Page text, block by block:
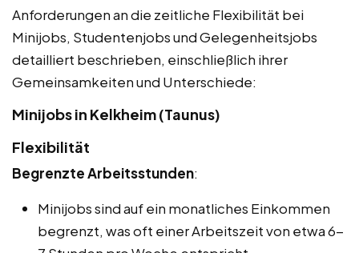
Anforderungen an die zeitliche Flexibilität bei
Minijobs, Studentenjobs und Gelegenheitsjobs
detailliert beschrieben, einschließlich ihrer
Gemeinsamkeiten und Unterschiede:
Minijobs in Kelkheim (Taunus)
Flexibilität
Begrenzte Arbeitsstunden:
Minijobs sind auf ein monatliches Einkommen
begrenzt, was oft einer Arbeitszeit von etwa 6-